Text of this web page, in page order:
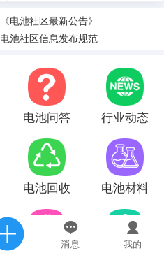
消息 我的
《电池社区最新公告》
电池社区信息发布规范
电池问答 行业动态
电池回收 电池材料